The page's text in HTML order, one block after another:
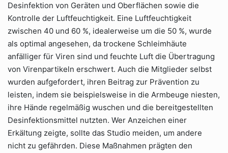
Desinfektion von Geräten und Oberflächen sowie die
Kontrolle der Luftfeuchtigkeit. Eine Luftfeuchtigkeit
zwischen 40 und 60 %, idealerweise um die 50 %, wurde
als optimal angesehen, da trockene Schleimhäute
anfälliger für Viren sind und feuchte Luft die Übertragung
von Virenpartikeln erschwert. Auch die Mitglieder selbst
wurden aufgefordert, ihren Beitrag zur Prävention zu
leisten, indem sie beispielsweise in die Armbeuge niesten,
ihre Hände regelmäßig wuschen und die bereitgestellten
Desinfektionsmittel nutzten. Wer Anzeichen einer
Erkältung zeigte, sollte das Studio meiden, um andere
nicht zu gefährden. Diese Maßnahmen prägten den